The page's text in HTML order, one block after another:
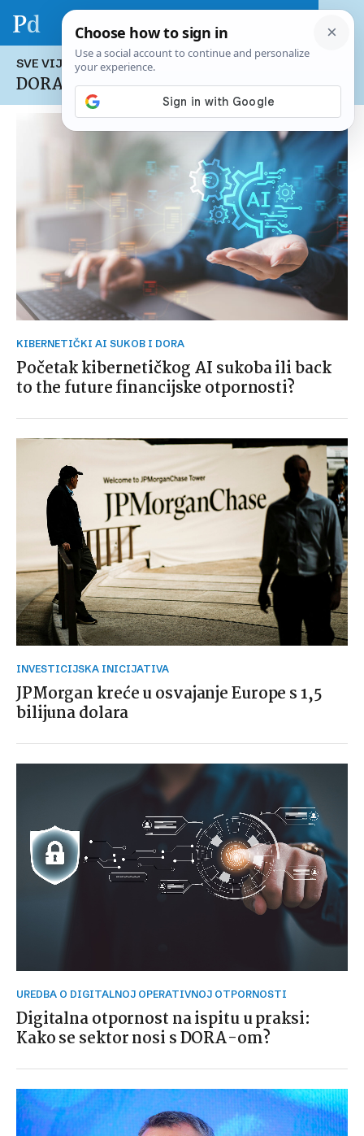
SVE VIJESTI NA TEMU:
DORA
KIBERNETIČKI AI SUKOB I DORA
Početak kibernetičkog AI sukoba ili back
to the future financijske otpornosti?
INVESTICIJSKA INICIJATIVA
JPMorgan kreće u osvajanje Europe s 1,5
bilijuna dolara
UREDBA O DIGITALNOJ OPERATIVNOJ OTPORNOSTI
Digitalna otpornost na ispitu u praksi:
Kako se sektor nosi s DORA-om?